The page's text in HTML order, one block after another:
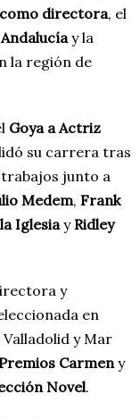
directora, el
Andalucíay la
la región de
Goya a Actriz
su carrera tras
junto a
Medem, Frank
IglesiayRidley
y
en
y Mar
Carmeny
Novel.